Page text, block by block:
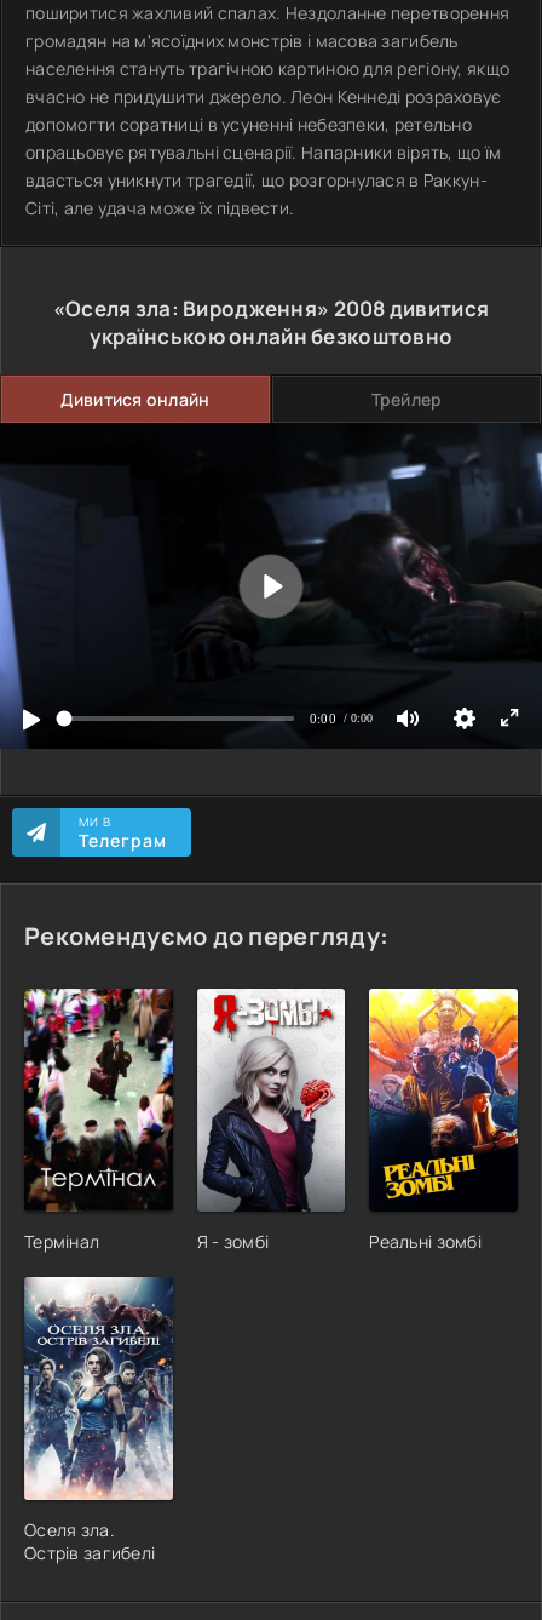
поширитися жахливий спалах. Нездоланне перетворення
громадян на м'ясоїдних монстрів і масова загибель
населення стануть трагічною картиною для регіону, якщо
вчасно не придушити джерело. Леон Кеннеді розраховує
допомогти соратниці в усуненні небезпеки, ретельно
опрацьовує рятувальні сценарії. Напарники вірять, що їм
вдасться уникнути трагедії, що розгорнулася в Раккун-
Сіті, але удача може їх підвести.
«Оселя зла: Виродження» 2008дивитися
українською онлайн безкоштовно
Дивитися онлайн Трейлер
МИ В
Телеграм
Рекомендуємо до перегляду:
Термінал Я - зомбі Реальні зомбі
Оселя зла.
Острів загибелі